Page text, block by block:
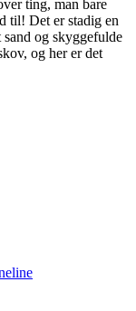
ting, man bare
til! Det er stadig en
og skyggefulde
og her er det